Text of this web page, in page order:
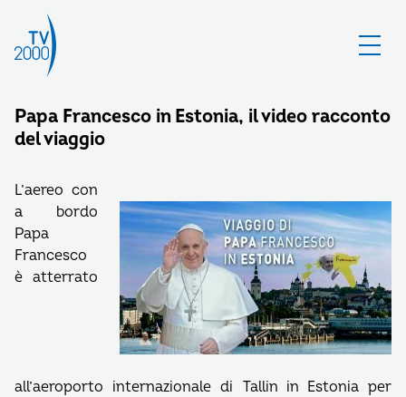
Papa Francesco in Estonia, il video racconto
del viaggio
L’aereo con
a bordo
Papa
Francesco
è atterrato
all’aeroporto internazionale di Tallin in Estonia per